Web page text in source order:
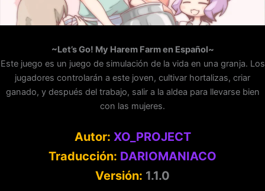
~Let’s Go! My Harem Farm en Español~
Este juego es un juego de simulación de la vida en una granja. Los
jugadores controlarán a este joven, cultivar hortalizas, criar
ganado, y después del trabajo, salir a la aldea para llevarse bien
con las mujeres.
Autor: XO_PROJECT
Traducción: DARIOMANIACO
Versión: 1.1.0